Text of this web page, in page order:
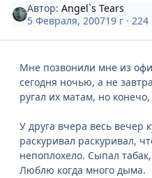
Автор:Angel`s Tears
5 Февраля, 200719 г ·
Мне позвонили мне из
сегодня ночью, а не
ругал их матам, но
У друга вчера весь вечер
раскуривал раскуривал,
непоплохело. Сыпал
Люблю когда много дыма.